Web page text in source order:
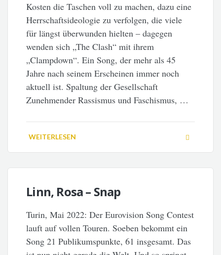
Kosten die Taschen voll zu machen, dazu eine
Herrschaftsideologie zu verfolgen, die viele
für längst überwunden hielten – dagegen
wenden sich „The Clash“ mit ihrem
„Clampdown“. Ein Song, der mehr als 45
Jahre nach seinem Erscheinen immer noch
aktuell ist. Spaltung der Gesellschaft
Zunehmender Rassismus und Faschismus, …
WEITERLESEN
Linn, Rosa – Snap
Turin, Mai 2022: Der Eurovision Song Contest
lauft auf vollen Touren. Soeben bekommt ein
Song 21 Publikumspunkte, 61 insgesamt. Das